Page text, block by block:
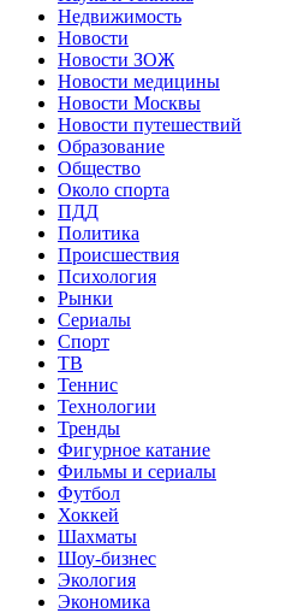
Недвижимость
Новости
Новости ЗОЖ
Новости медицины
Новости Москвы
Новости путешествий
Образование
Общество
Около спорта
ПДД
Политика
Происшествия
Психология
Рынки
Сериалы
Спорт
ТВ
Теннис
Технологии
Тренды
Фигурное катание
Фильмы и сериалы
Футбол
Хоккей
Шахматы
Шоу-бизнес
Экология
Экономика